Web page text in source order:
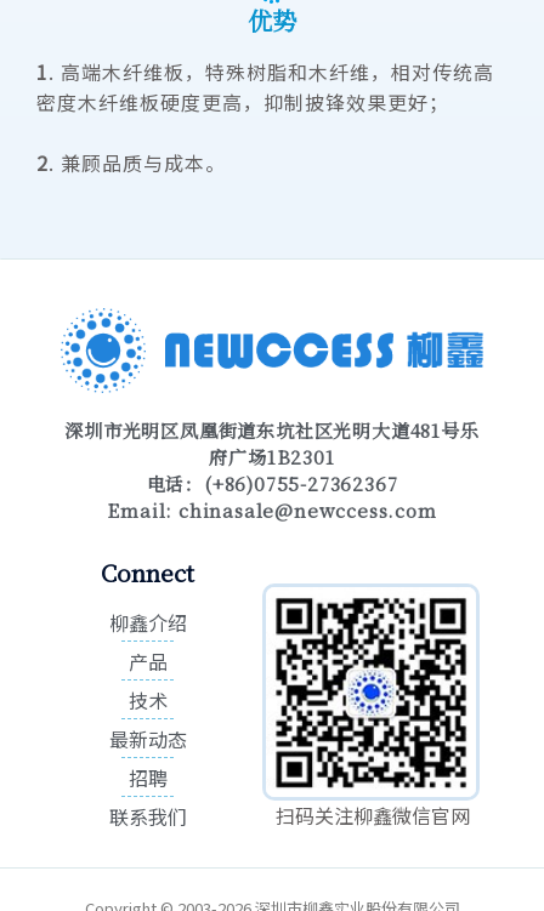
优势
1. 高端木纤维板，特殊树脂和木纤维，相对传统高
密度木纤维板硬度更高，抑制披锋效果更好；
2. 兼顾品质与成本。
深圳市光明区凤凰街道东坑社区光明大道481号乐
府广场1B2301
电话：(+86)0755-27362367
Email: chinasale@newccess.com
Connect
柳鑫介绍
产品
技术
最新动态
招聘
联系我们
扫码关注柳鑫微信官网